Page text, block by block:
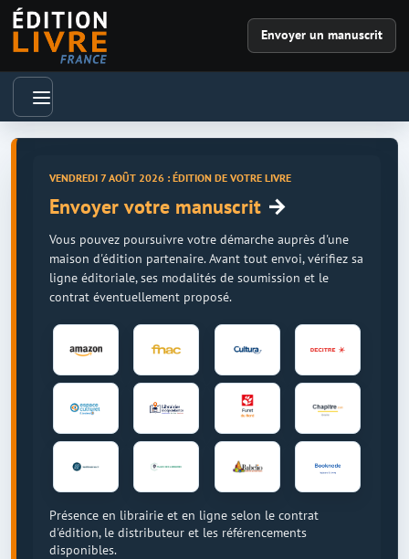
Envoyer un manuscrit
VENDREDI 7 AOÛT 2026 : ÉDITION DE VOTRE LIVRE
Envoyer votre manuscrit →
Vous pouvez poursuivre votre démarche auprès d'une
maison d'édition partenaire. Avant tout envoi, vérifiez sa
ligne éditoriale, ses modalités de soumission et le
contrat éventuellement proposé.
Présence en librairie et en ligne selon le contrat
d'édition, le distributeur et les référencements
disponibles.